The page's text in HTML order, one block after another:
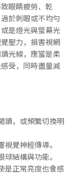
眼睛疲勞、乾
於刺眼或不均勻
是燈光與螢幕光
壓力，損害視網
光線，應當是柔
受，同時盡量減
讀，或頻繁切換明
覺神經傳導。
結構與功能。
是正常亮度也會感